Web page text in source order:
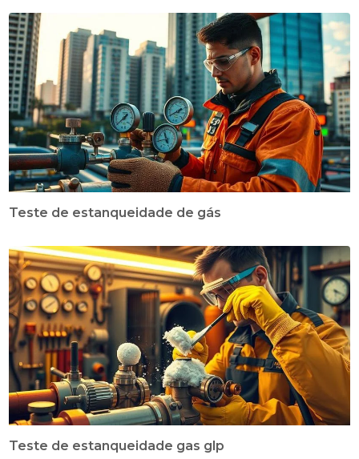
Teste de estanqueidade de gás
Teste de estanqueidade gas glp